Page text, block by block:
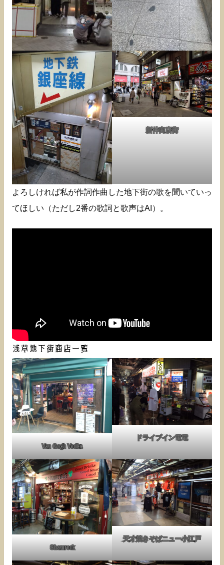
新仲商店街
よろしければ私が作詞作曲した地下街の歌を聞いていっ
てほしい（ただし2番の歌詞と歌声はAI）。
浅草地下街商店一覧
Van Gogh Vodka
ドライブイン電電
Shamrock
天才焼きそばニュー小江戸